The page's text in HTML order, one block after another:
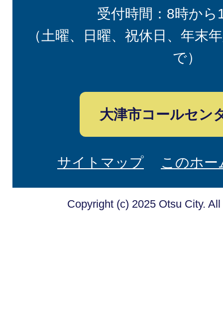
受付時間：8時から
（土曜、日曜、祝休日、年末
で）
大津市コールセン
サイトマップ このホ
Copyright (c) 2025 Otsu City.